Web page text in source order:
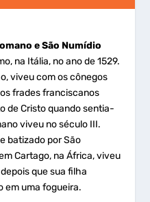
e São Numídio
na Itália, no ano de 1529.
viveu com os cônegos
frades franciscanos
de Cristo quando sentia-
viveu no século III.
batizado por São
Cartago, na África, viveu
que sua filha
em uma fogueira.